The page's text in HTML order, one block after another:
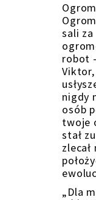
sali
robot
nigdy
osób
twoje
stał
„Dla